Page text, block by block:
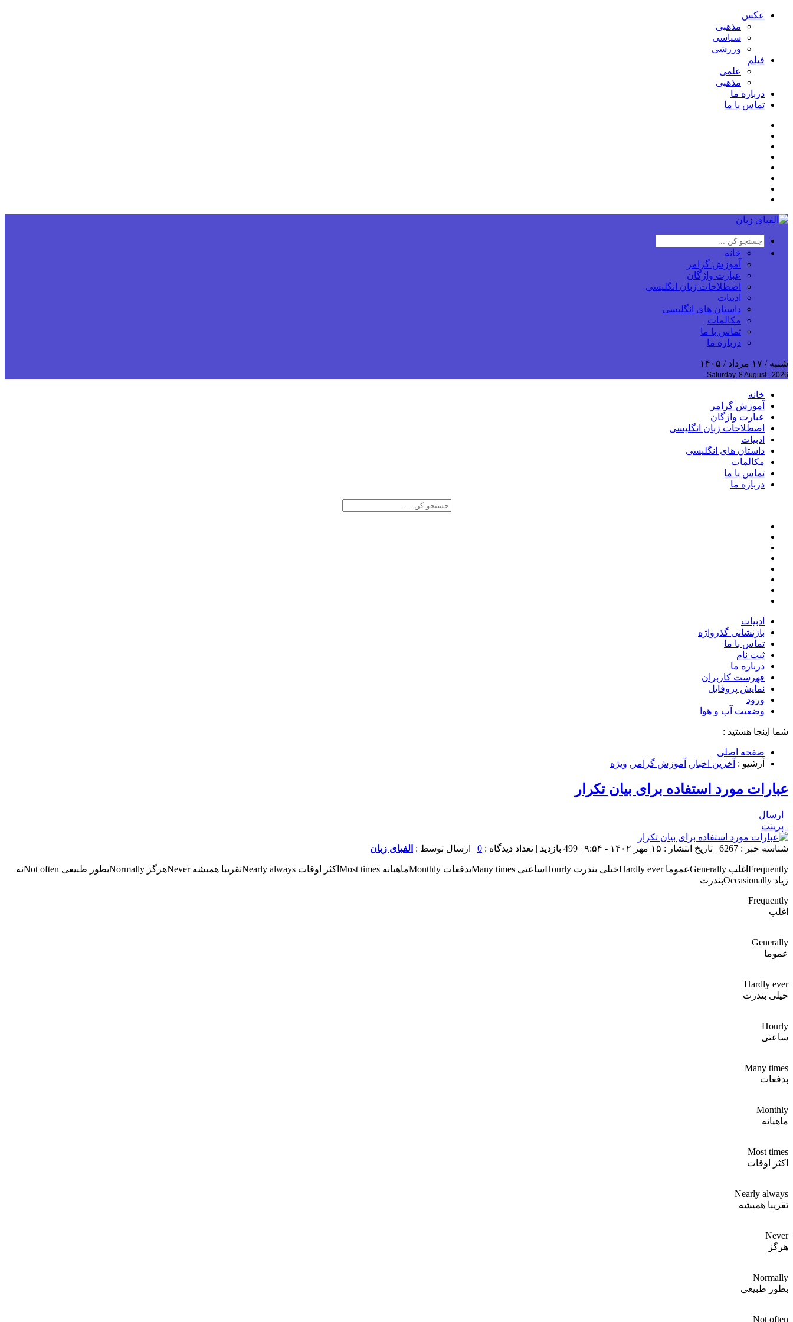
عکس
مذهبی
سیاسی
ورزشی
فیلم
علمی
مذهبی
درباره ما
تماس با ما
خانه
آموزش گرامر
عبارت واژگان
اصطلاحات زبان انگلیسی
ادبیات
داستان های انگلیسی
مکالمات
تماس با ما
درباره ما
شنبه / ۱۷ مرداد / ۱۴۰۵
Saturday, 8 August , 2026
خانه
آموزش گرامر
عبارت واژگان
اصطلاحات زبان انگلیسی
ادبیات
داستان های انگلیسی
مکالمات
تماس با ما
درباره ما
ادبیات
بازنشانی گذرواژه
تماس با ما
ثبت نام
درباره ما
فهرست کاربران
نمایش پروفایل
ورود
وضعیت آب و هوا
شما اینجا هستید :
صفحه اصلی
آرشیو : آخرین اخبار , آموزش گرامر , ویژه
عبارات مورد استفاده برای بیان تکرار
ارسال
پرینت
شناسه خبر : 6267 | تاریخ انتشار : ۱۵ مهر ۱۴۰۲ - ۹:۵۴ | 499 بازدید | تعداد دیدگاه : 0 | ارسال توسط : الفبای زبان
Frequentlyاغلب Generallyعموما Hardly everخیلی بندرت Hourlyساعتی Many timesبدفعات Monthlyماهیانه Most timesاکثر اوقات Nearly alwaysتقریبا همیشه Neverهرگز Normallyبطور طبیعی Not oftenنه
زیاد Occasionallyبندرت
Frequently
اغلب
Generally
عموما
Hardly ever
خیلی بندرت
Hourly
ساعتی
Many times
بدفعات
Monthly
ماهیانه
Most times
اکثر اوقات
Nearly always
تقریبا همیشه
Never
هرگز
Normally
بطور طبیعی
Not often